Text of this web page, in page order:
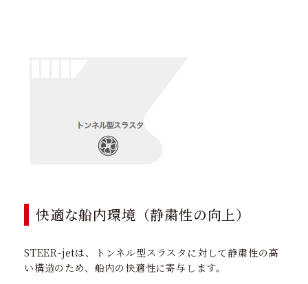
快適な船内環境（静粛性の向上）
STEER-jetは、トンネル型スラスタに対して静粛性の高
い構造のため、船内の快適性に寄与します。